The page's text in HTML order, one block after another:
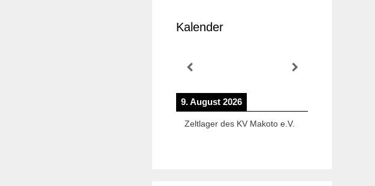
Kalender
9. August 2026
Zeltlager des KV Makoto e.V.